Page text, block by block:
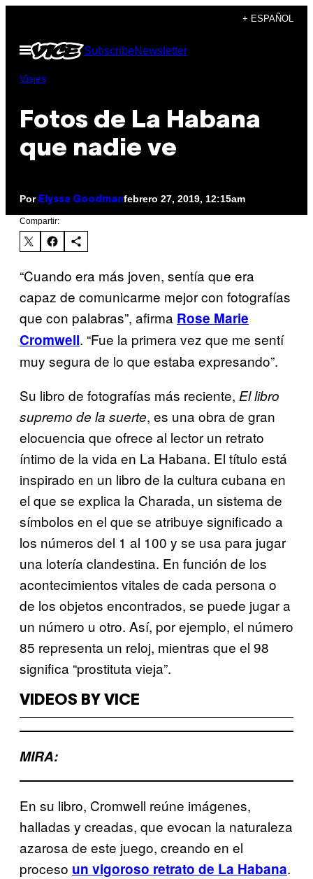
contenido
+ ESPAÑOL
Abrir
Menú
SubscribeNewsletter
Viajes
Fotos de La Habana
que nadie ve
Por Elyssa Goodmanfebrero 27, 2019, 12:15am
Compartir:
“Cuando era más joven, sentía que era
capaz de comunicarme mejor con fotografías
que con palabras”, afirma Rose Marie
Cromwell. “Fue la primera vez que me sentí
muy segura de lo que estaba expresando”.
Su libro de fotografías más reciente, El libro
supremo de la suerte, es una obra de gran
elocuencia que ofrece al lector un retrato
íntimo de la vida en La Habana. El título está
inspirado en un libro de la cultura cubana en
el que se explica la Charada, un sistema de
símbolos en el que se atribuye significado a
los números del 1 al 100 y se usa para jugar
una lotería clandestina. En función de los
acontecimientos vitales de cada persona o
de los objetos encontrados, se puede jugar a
un número u otro. Así, por ejemplo, el número
85 representa un reloj, mientras que el 98
significa “prostituta vieja”.
VIDEOS BY VICE
MIRA:
En su libro, Cromwell reúne imágenes,
halladas y creadas, que evocan la naturaleza
azarosa de este juego, creando en el
proceso un vigoroso retrato de La Habana.